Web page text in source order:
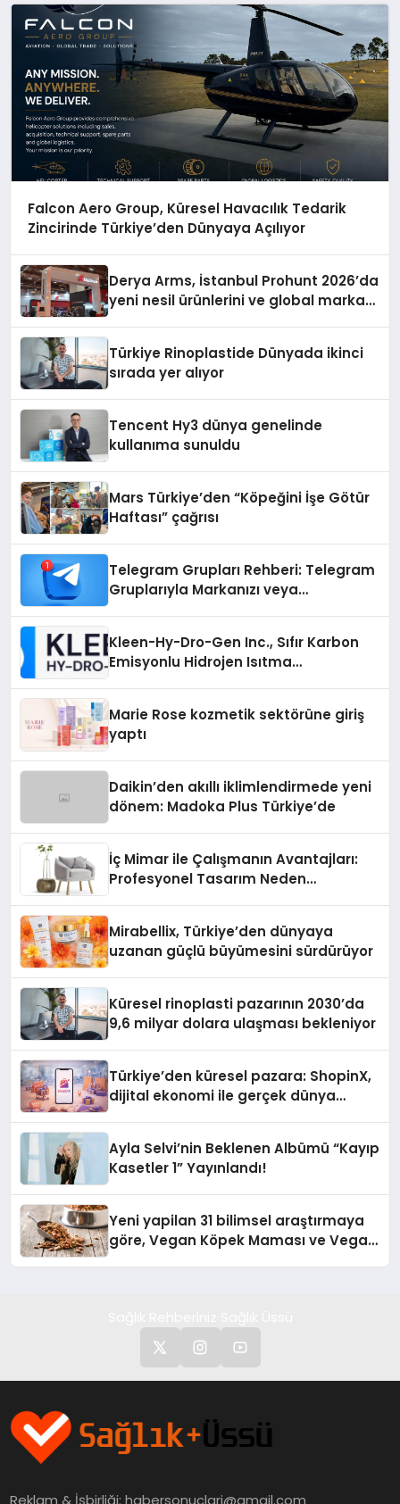
Falcon Aero Group, Küresel Havacılık Tedarik
Zincirinde Türkiye’den Dünyaya Açılıyor
Derya Arms, İstanbul Prohunt 2026’da
yeni nesil ürünlerini ve global marka
Türkiye Rinoplastide Dünyada ikinci
sırada yer alıyor
Tencent Hy3 dünya genelinde
kullanıma sunuldu
Mars Türkiye’den “Köpeğini İşe Götür
Haftası” çağrısı
Telegram Grupları Rehberi: Telegram
Gruplarıyla Markanızı veya
Kleen-Hy-Dro-Gen Inc., Sıfır Karbon
Emisyonlu Hidrojen Isıtma
Marie Rose kozmetik sektörüne giriş
yaptı
Daikin’den akıllı iklimlendirmede yeni
dönem: Madoka Plus Türkiye’de
İç Mimar ile Çalışmanın Avantajları:
Profesyonel Tasarım Neden
Mirabellix, Türkiye’den dünyaya
uzanan güçlü büyümesini sürdürüyor
Küresel rinoplasti pazarının 2030’da
9,6 milyar dolara ulaşması bekleniyor
Türkiye’den küresel pazara: ShopinX,
dijital ekonomi ile gerçek dünya
Ayla Selvi’nin Beklenen Albümü “Kayıp
Kasetler 1” Yayınlandı!
Yeni yapilan 31 bilimsel araştırmaya
göre, Vegan Köpek Maması ve Vegan
Reklam & İşbirliği:habersonuclari@gmail.com